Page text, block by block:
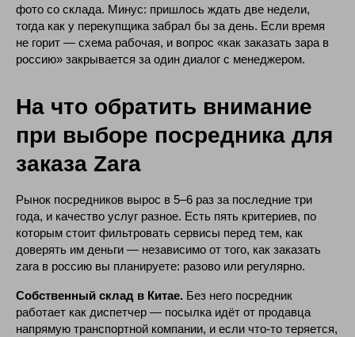
фото со склада. Минус: пришлось ждать две недели,
тогда как у перекупщика забрал бы за день. Если время
не горит — схема рабочая, и вопрос «как заказать зара в
россию» закрывается за один диалог с менеджером.
На что обратить внимание
при выборе посредника для
заказа Zara
Рынок посредников вырос в 5–6 раз за последние три
года, и качество услуг разное. Есть пять критериев, по
которым стоит фильтровать сервисы перед тем, как
доверять им деньги — независимо от того, как заказать
zara в россию вы планируете: разово или регулярно.
Собственный склад в Китае. Без него посредник
работает как диспетчер — посылка идёт от продавца
напрямую транспортной компании, и если что-то теряется,
Не знаешь как заказать ZARA?
Наши байеры помогут тебе! Заполни форму и
прикрепи ссылку на товар, в
течение часа с тобой
свяжется наш байер для помощи в заказе
Узнать подробнее